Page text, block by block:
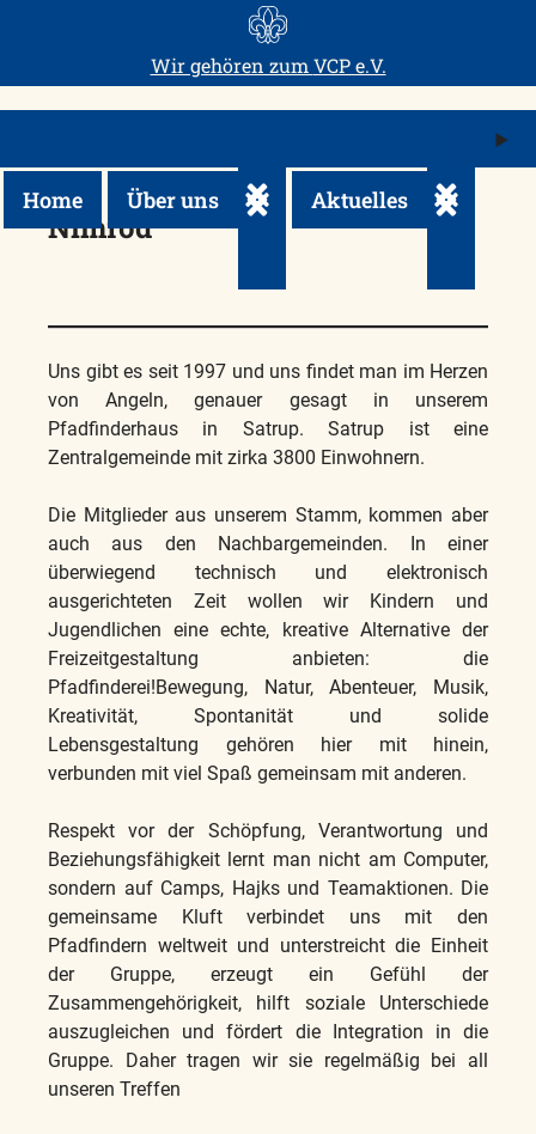
Wir gehören zum VCP e.V.
Home Über uns Untermenü ein-/ausklappen
Aktuelles
Nimrod
Uns gibt es seit 1997 und uns findet man im Herzen
von Angeln, genauer gesagt in unserem
Pfadfinderhaus in Satrup. Satrup ist eine
Zentralgemeinde mit zirka 3800 Einwohnern.
Die Mitglieder aus unserem Stamm, kommen aber
auch aus den Nachbargemeinden. In einer
überwiegend technisch und elektronisch
ausgerichteten Zeit wollen wir Kindern und
Jugendlichen eine echte, kreative Alternative der
Freizeitgestaltung anbieten: die
Pfadfinderei!Bewegung, Natur, Abenteuer, Musik,
Kreativität, Spontanität und solide
Lebensgestaltung gehören hier mit hinein,
verbunden mit viel Spaß gemeinsam mit anderen.
Respekt vor der Schöpfung, Verantwortung und
Beziehungsfähigkeit lernt man nicht am Computer,
sondern auf Camps, Hajks und Teamaktionen. Die
gemeinsame Kluft verbindet uns mit den
Pfadfindern weltweit und unterstreicht die Einheit
der Gruppe, erzeugt ein Gefühl der
Zusammengehörigkeit, hilft soziale Unterschiede
auszugleichen und fördert die Integration in die
Gruppe. Daher tragen wir sie regelmäßig bei all
unseren Treffen